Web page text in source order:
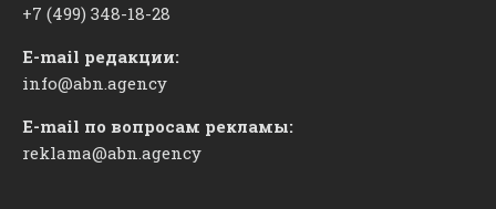
+7 (499) 348-18-28
E-mail редакции:
info@abn.agency
E-mail по вопросам рекламы:
reklama@abn.agency